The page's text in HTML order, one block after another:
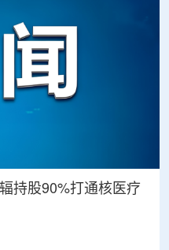
持股90%打通核医疗